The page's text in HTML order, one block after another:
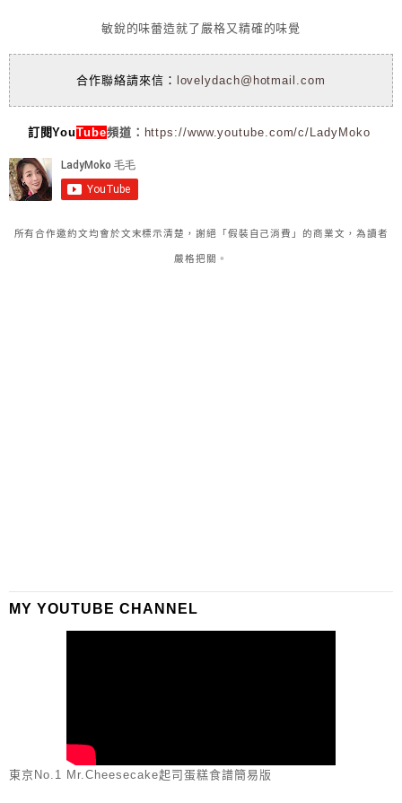
敏銳的味蕾造就了嚴格又精確的味覺
合作聯絡請來信： lovelydach@hotmail.com
訂閱YouTube頻道： https://www.youtube.com/c/LadyMoko
所有合作邀約文均會於文末標示清楚，謝絕「假裝自己消費」的商業文，為讀者
嚴格把關。
MY YOUTUBE CHANNEL
東京No.1 Mr.Cheesecake起司蛋糕食譜簡易版